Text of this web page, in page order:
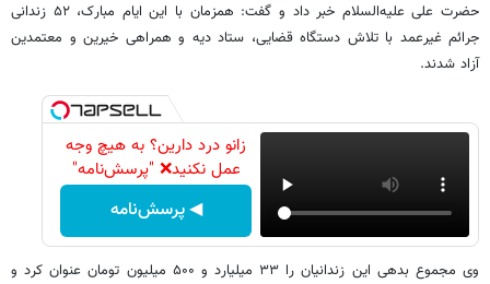
حضرت علی علیه‌السلام خبر داد و گفت: همزمان با این ایام مبارک، ۵۲ زندانی
جرائم غیرعمد با تلاش دستگاه قضایی، ستاد دیه و همراهی خیرین و معتمدین
آزاد شدند.
زانو درد دارین؟ به هیچ وجه
عمل نکنید❌ "پرسش‌نامه"
◀ پرسش‌نامه
وی مجموع بدهی این زندانیان را ۳۳ میلیارد و ۵۰۰ میلیون تومان عنوان کرد و